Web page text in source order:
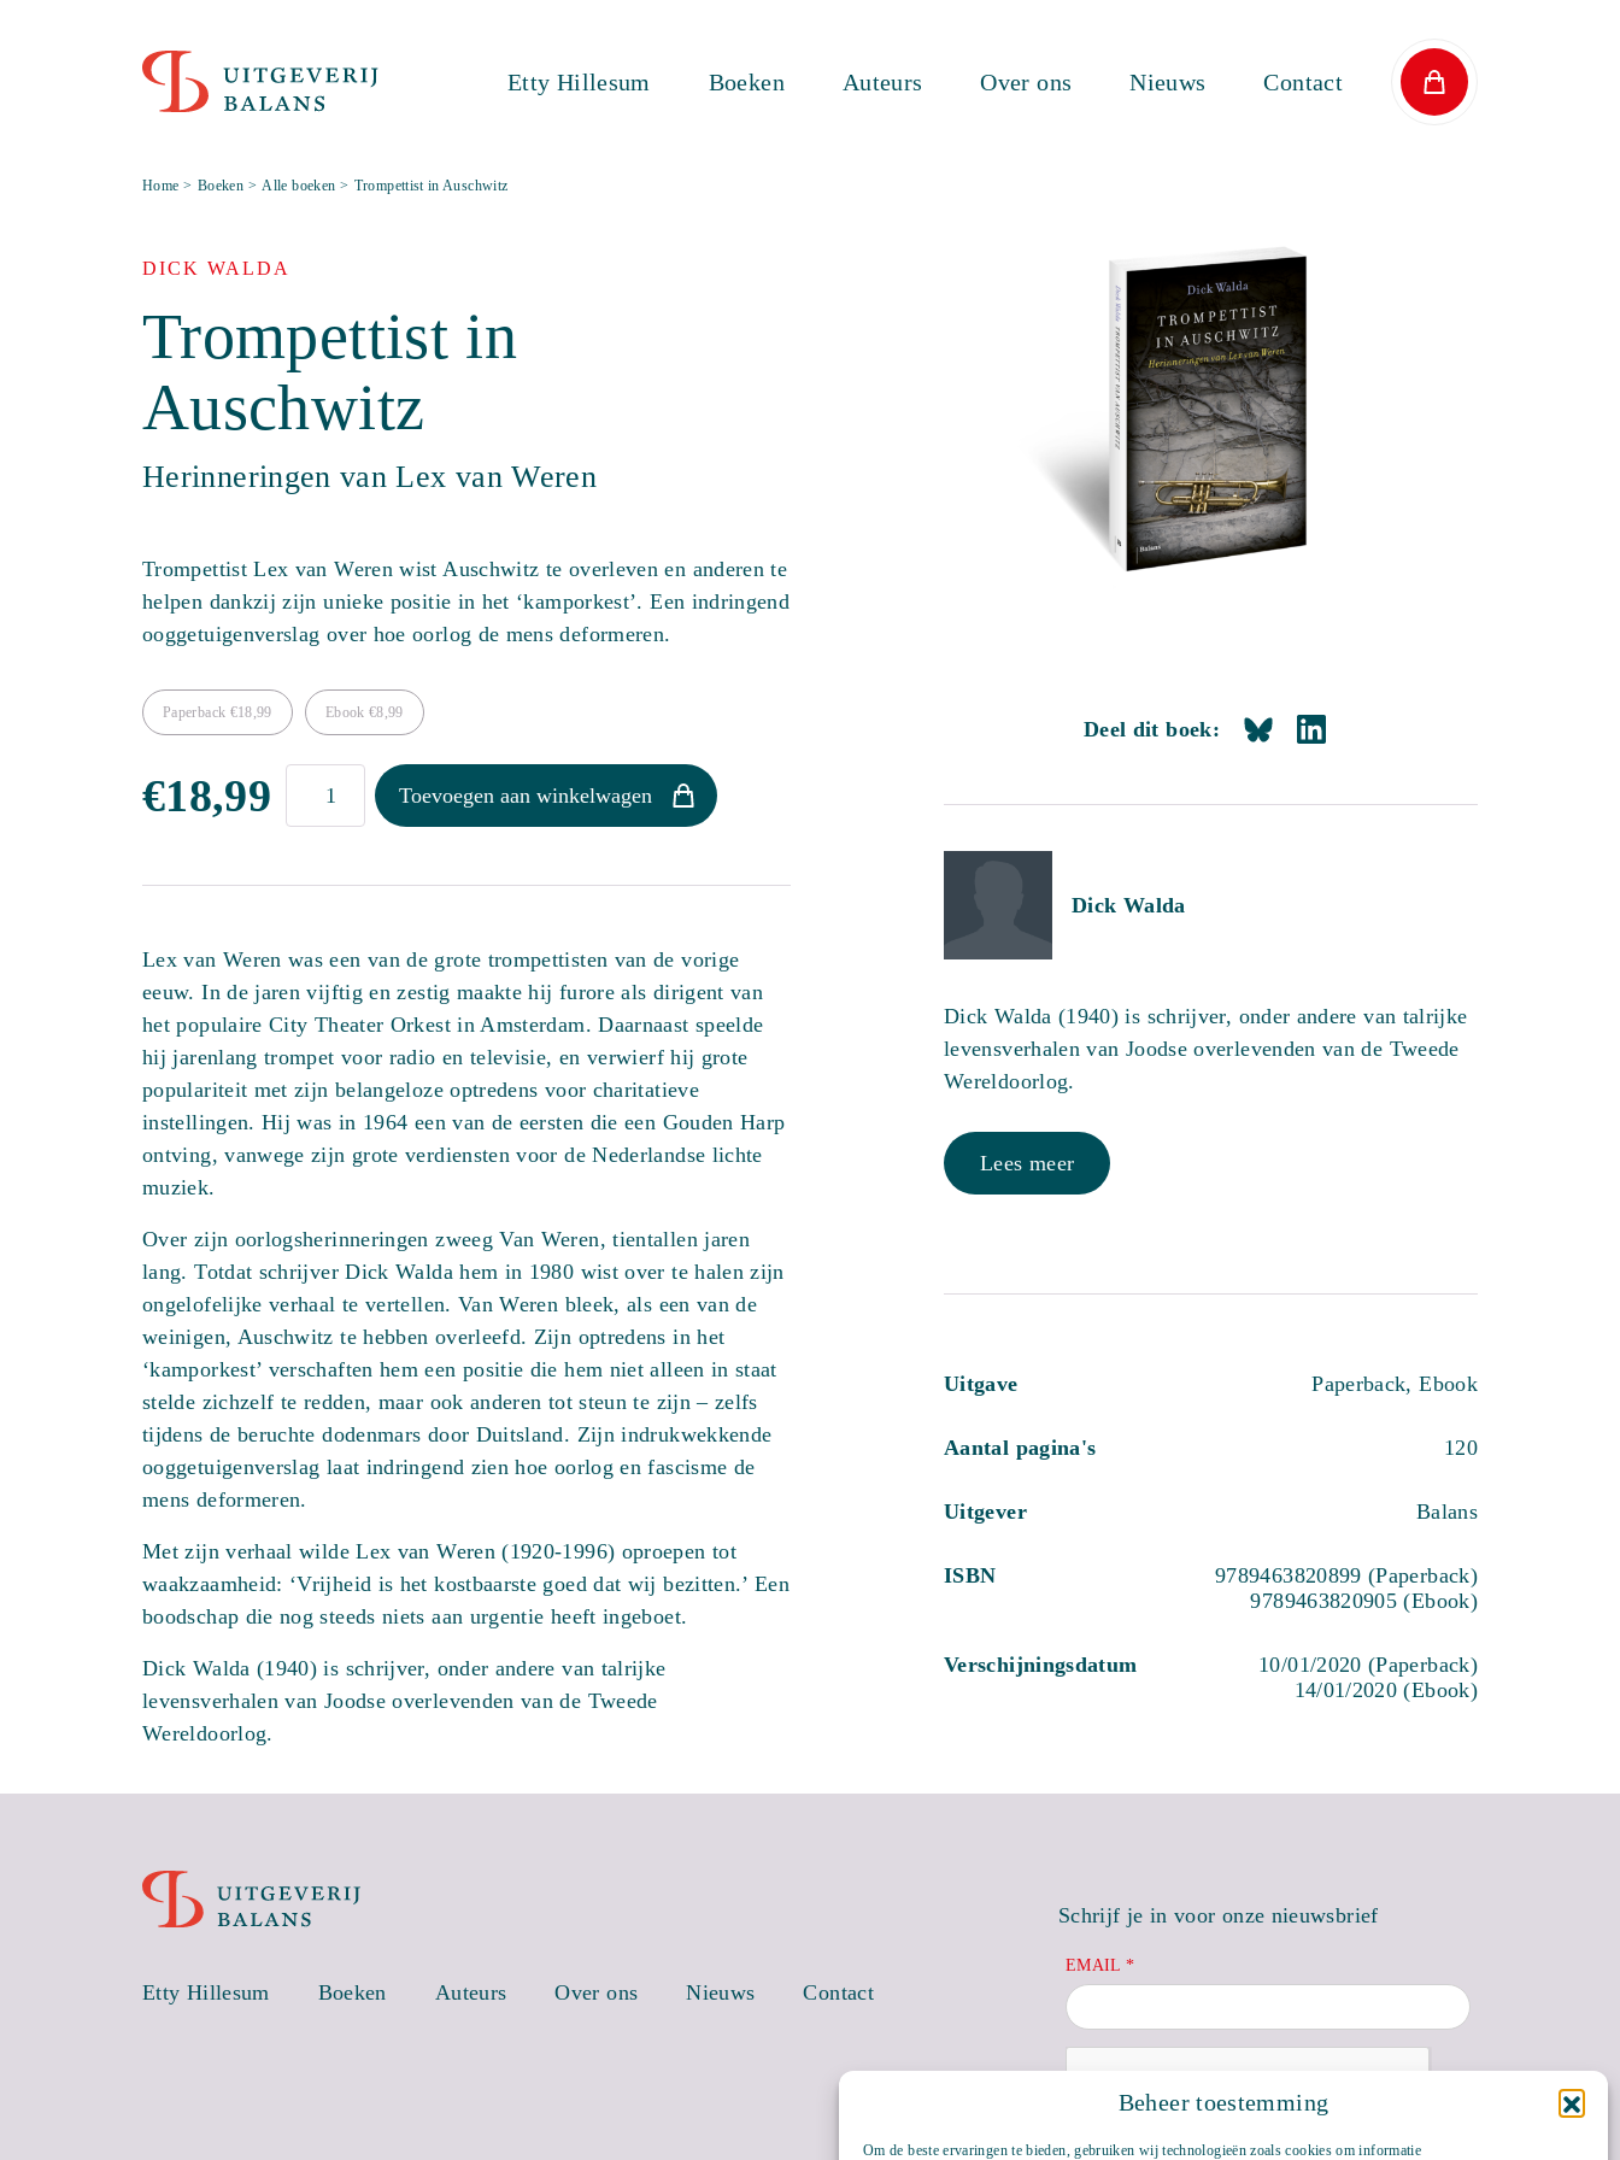
Beheer toestemming
Om de beste ervaringen te bieden, gebruiken wij technologieën zoals cookies om informatie
Etty Hillesum Boeken Auteurs Over ons Nieuws Contact
Home > Boeken > Alle boeken > Trompettist in Auschwitz
DICK WALDA
Trompettist in
Auschwitz
Herinneringen van Lex van Weren
Trompettist Lex van Weren wist Auschwitz te overleven en anderen te
helpen dankzij zijn unieke positie in het ‘kamporkest’. Een indringend
ooggetuigenverslag over hoe oorlog de mens deformeren.
Paperback €18,99 Ebook €8,99
€18,99
Trompettist
aantal
Toevoegen aan winkelwagen
Lex van Weren was een van de grote trompettisten van de vorige
eeuw. In de jaren vijftig en zestig maakte hij furore als dirigent van
het populaire City Theater Orkest in Amsterdam. Daarnaast speelde
hij jarenlang trompet voor radio en televisie, en verwierf hij grote
populariteit met zijn belangeloze optredens voor charitatieve
instellingen. Hij was in 1964 een van de eersten die een Gouden Harp
ontving, vanwege zijn grote verdiensten voor de Nederlandse lichte
muziek.
Over zijn oorlogsherinneringen zweeg Van Weren, tientallen jaren
lang. Totdat schrijver Dick Walda hem in 1980 wist over te halen zijn
ongelofelijke verhaal te vertellen. Van Weren bleek, als een van de
weinigen, Auschwitz te hebben overleefd. Zijn optredens in het
‘kamporkest’ verschaften hem een positie die hem niet alleen in staat
stelde zichzelf te redden, maar ook anderen tot steun te zijn – zelfs
tijdens de beruchte dodenmars door Duitsland. Zijn indrukwekkende
ooggetuigenverslag laat indringend zien hoe oorlog en fascisme de
mens deformeren.
Met zijn verhaal wilde Lex van Weren (1920-1996) oproepen tot
waakzaamheid: ‘Vrijheid is het kostbaarste goed dat wij bezitten.’ Een
boodschap die nog steeds niets aan urgentie heeft ingeboet.
Dick Walda (1940) is schrijver, onder andere van talrijke
levensverhalen van Joodse overlevenden van de Tweede
Wereldoorlog.
Deel dit boek:
Dick Walda
Dick Walda (1940) is schrijver, onder andere van talrijke
levensverhalen van Joodse overlevenden van de Tweede
Wereldoorlog.
Lees meer
Uitgave Paperback, Ebook
Aantal pagina's 120
Uitgever Balans
ISBN
9789463820899 (Paperback)
9789463820905 (Ebook)
Verschijningsdatum
10/01/2020 (Paperback)
14/01/2020 (Ebook)
Etty Hillesum Boeken Auteurs Over ons Nieuws Contact
Schrijf je in voor onze nieuwsbrief
EMAIL *